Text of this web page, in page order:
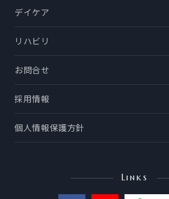
デイケア
リハビリ
お問合せ
採用情報
個人情報保護方針
Links